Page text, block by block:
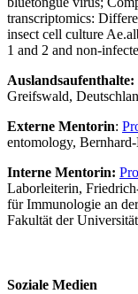
transcriptomics:
insect cell culture
1 and 2 and non-
Auslandsaufenthalte:
Greifswald,
Externe Mentorin:
entomology,
Interne Mentorin:
Laborleiterin,
für Immunologie an
Fakultät der
Soziale Medien